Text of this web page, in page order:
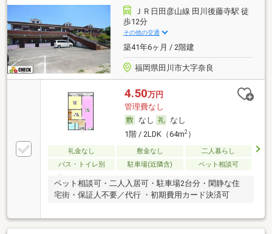
ＪＲ日田彦山線 田川後藤寺駅 徒
歩12分
その他の交通
築41年6ヶ月 / 2階建
福岡県田川市大字奈良
4.50万円
管理費なし
なし
なし
1階 / 2LDK（64m2）
礼金なし 敷金なし
二人暮らし
バス・トイレ別
駐車場(近隣含) ペット相談可
ペット相談可・二人入居可・駐車場2台分・閑静な住
宅街・保証人不要／代行 ・初期費用カード決済可